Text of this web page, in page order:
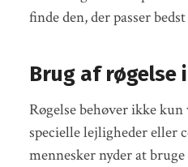
finde den, der passer
Brug af røgelse
Røgelse behøver ikke
specielle lejligheder eller
mennesker nyder at